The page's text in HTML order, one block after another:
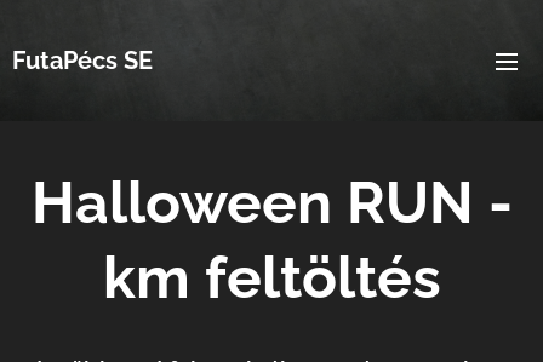
FutaPécs SE
Halloween RUN -
km feltöltés